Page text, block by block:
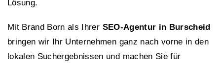
Lösung.
Mit Brand Born als Ihrer SEO-Agentur in Burscheid
bringen wir Ihr Unternehmen ganz nach vorne in den
lokalen Suchergebnissen und machen Sie für